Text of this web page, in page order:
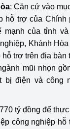
: Căn cứ vào
hỗ trợ của
mạnh của tỉnh
Khánh
trợ trên địa bàn
mũi nhọn
bị điện và công
tỷ đồng để
công nghiệp hỗ